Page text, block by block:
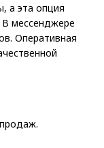
а эта опция
В мессенджере
Оперативная